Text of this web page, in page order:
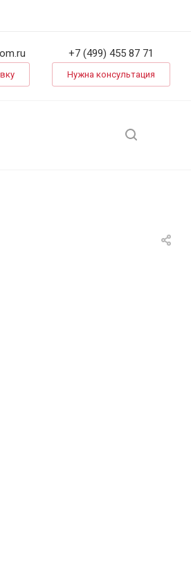
+7 (499) 455 87 71
Нужна консультация